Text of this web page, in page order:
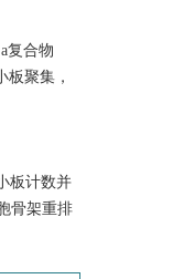
复合物
聚集，
板计数并
骨架重排